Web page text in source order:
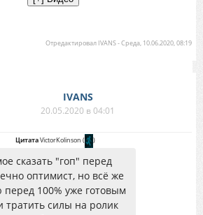
Отредактировал IVANS-Среда, 10.06.2020, 08:19
IVANS
20.05.2020 в 04:01
ЦитатаVictorKolinson ( )
сказать "гоп" перед
оптимист, но всё же
перед 100% уже готовым
тратить силы на ролик